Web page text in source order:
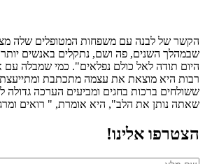
הקשר של לבנה עם משפחות המטופלים שלה
שבמהלך השנים, פה ושם, נתקלים באנשים
היום תודה לאל כולם נפלאים". כמי שמבלה
רבות היא מוצאת את עצמה מתכתבת
ששולחים ברכות בחגים ומביעים הערכה גדולה
שאתה נותן את הלב", היא אומרת, " רואים
הצטרפו אלינו!